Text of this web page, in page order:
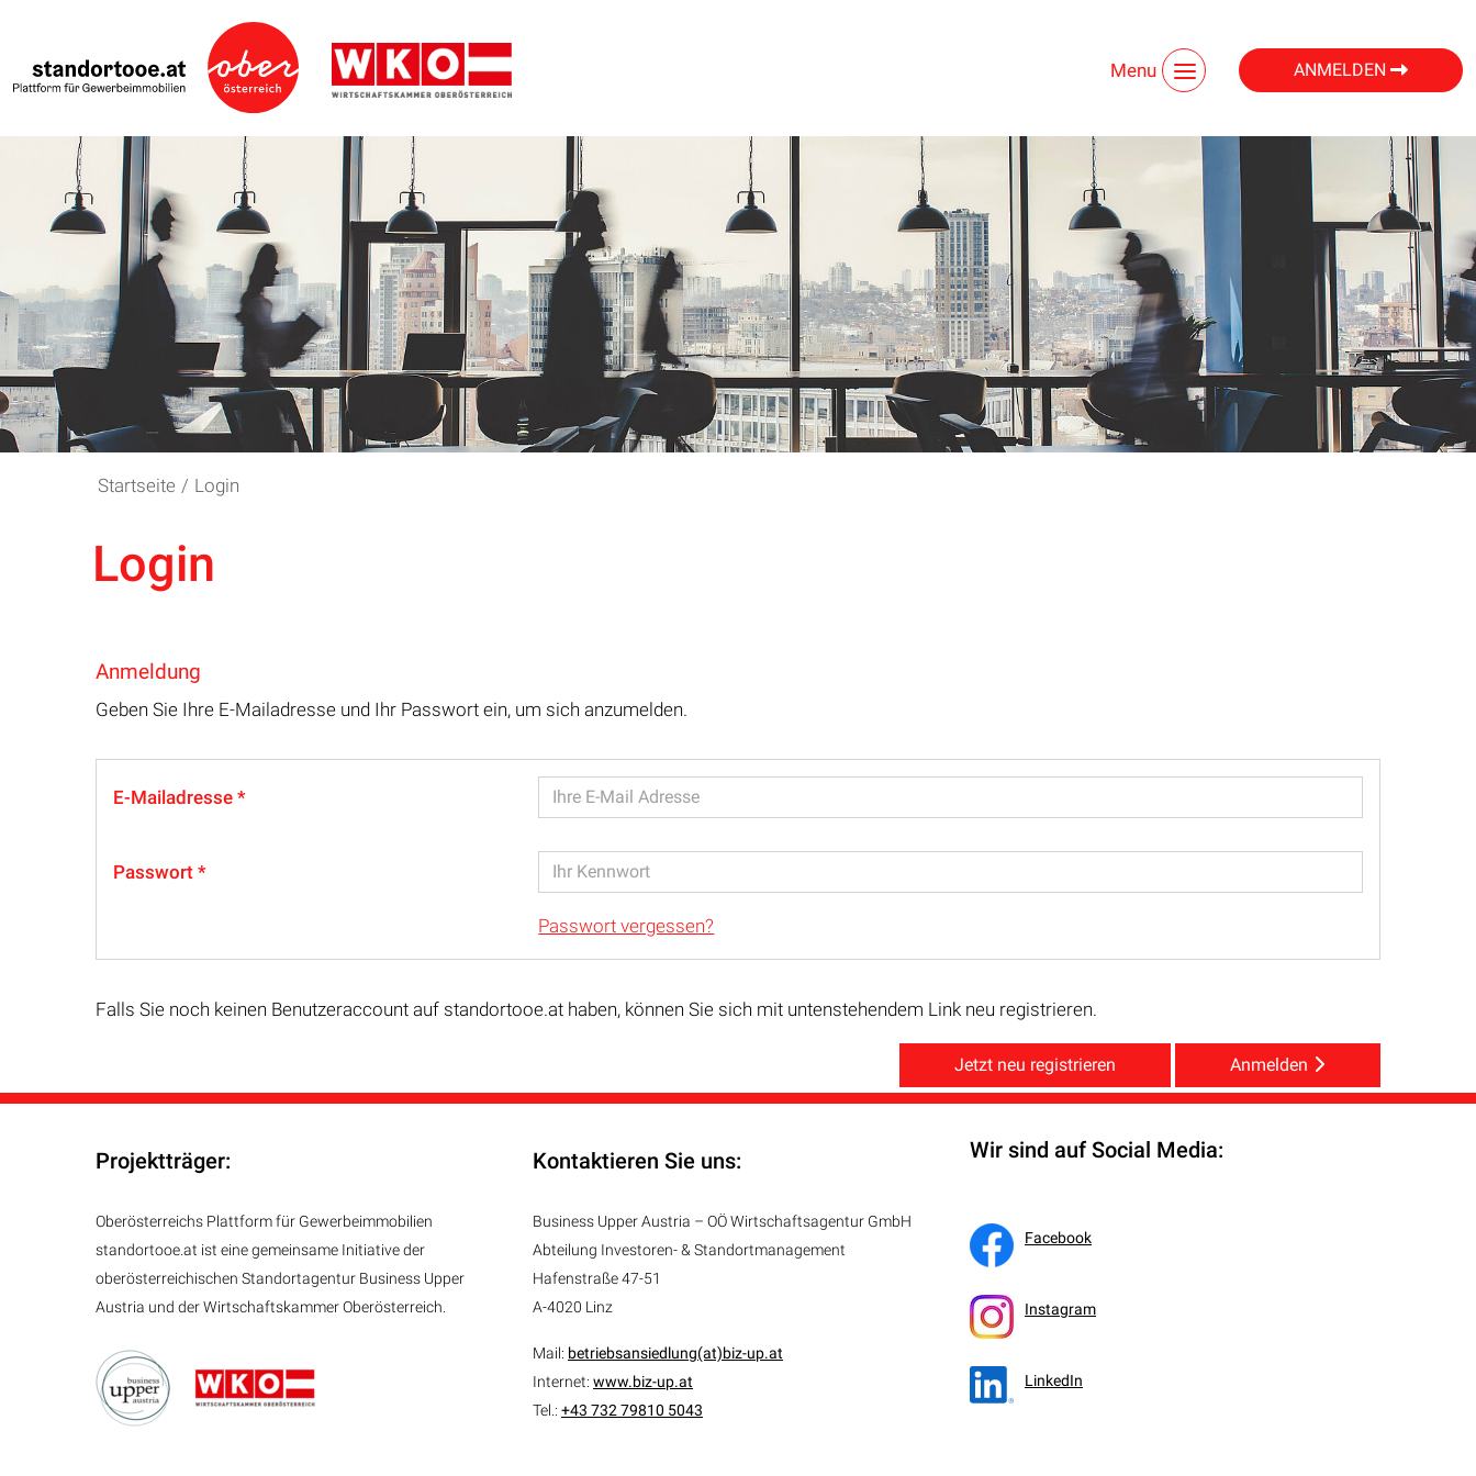
Menu ANMELDEN
Startseite / Login
Login
Anmeldung
Geben Sie Ihre E-Mailadresse und Ihr Passwort ein, um sich anzumelden.
E-Mailadresse
Passwort
Passwort vergessen?
Falls Sie noch keinen Benutzeraccount auf standortooe.at haben, können Sie sich mit untenstehendem Link neu registrieren.
Jetzt neu registrieren Anmelden
Projektträger:
Oberösterreichs Plattform für Gewerbeimmobilien
standortooe.at ist eine gemeinsame Initiative der
oberösterreichischen Standortagentur Business Upper
Austria und der Wirtschaftskammer Oberösterreich.
Kontaktieren Sie uns:
Business Upper Austria – OÖ Wirtschaftsagentur GmbH
Abteilung Investoren- & Standortmanagement
Hafenstraße 47-51
A-4020 Linz
Mail: betriebsansiedlung(at)biz-up.at
Internet: www.biz-up.at
Tel.: +43 732 79810 5043
Wir sind auf Social Media:
Facebook
Instagram
LinkedIn